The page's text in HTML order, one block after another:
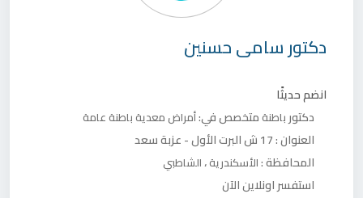
دكتورسامى حسنين
انضم حديثًا
دكتور باطنةمتخصص في:أمراض معديةباطنة عامة
العنوان :17 ش البرت الأول - عزبة سعد
المحافظة :الأسكندرية،الشاطبي
استفسر اونلاين الآن